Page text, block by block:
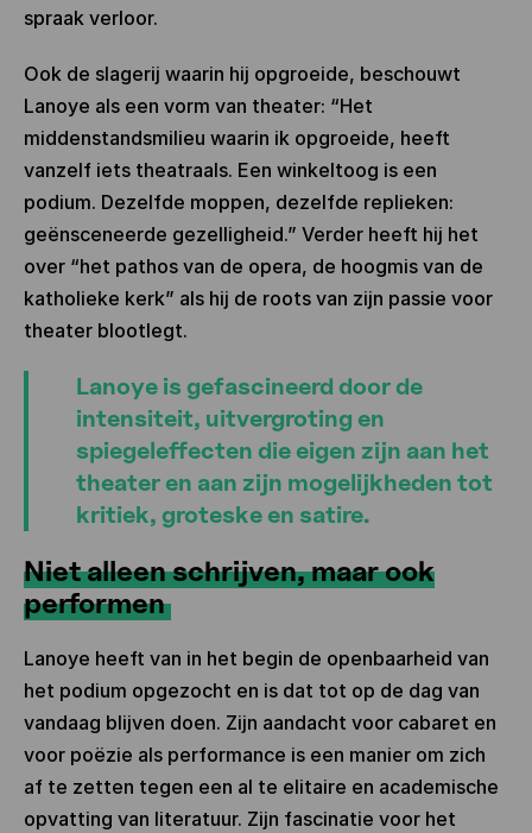
spraak verloor.
Ook de slagerij waarin hij opgroeide, beschouwt
Lanoye als een vorm van theater: “Het
middenstandsmilieu waarin ik opgroeide, heeft
vanzelf iets theatraals. Een winkeltoog is een
podium. Dezelfde moppen, dezelfde replieken:
geënsceneerde gezelligheid.” Verder heeft hij het
over “het pathos van de opera, de hoogmis van de
katholieke kerk” als hij de roots van zijn passie voor
theater blootlegt.
Lanoye is gefascineerd door de
intensiteit, uitvergroting en
spiegeleffecten die eigen zijn aan het
theater en aan zijn mogelijkheden tot
kritiek, groteske en satire.
Niet alleen schrijven, maar ook
performen
Lanoye heeft van in het begin de openbaarheid van
het podium opgezocht en is dat tot op de dag van
vandaag blijven doen. Zijn aandacht voor cabaret en
voor poëzie als performance is een manier om zich
af te zetten tegen een al te elitaire en academische
opvatting van literatuur. Zijn fascinatie voor het